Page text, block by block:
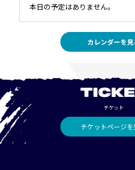
本日の予定はありません。
カレンダーを見
チケット
チケットページを